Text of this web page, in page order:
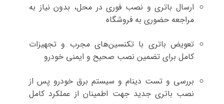
ارسال باتری و نصب فوری در محل، بدون نیاز به
مراجعه حضوری به فروشگاه
تعویض باتری با تکنسین‌های مجرب و تجهیزات
کامل برای تضمین نصب صحیح و ایمنی خودرو
بررسی و تست دینام و سیستم برق خودرو پس از
نصب باتری جدید جهت اطمینان از عملکرد کامل